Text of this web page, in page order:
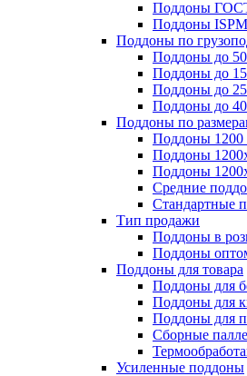
Поддоны
Поддоны
Поддоны по
Поддоны до
Поддоны до
Поддоны до
Поддоны до
Поддоны по
Поддоны 1200
Поддоны
Поддоны
Средние
Стандартные
Тип продажи
Поддоны в
Поддоны
Поддоны для товара
Поддоны для
Поддоны для
Поддоны для
Сборные
Усиленные поддоны